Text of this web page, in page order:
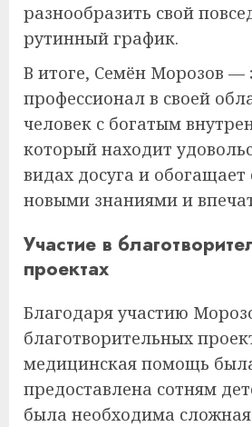
разнообразить свой
рутинный график.
В итоге, Семён Морозов —
профессионал в своей
человек с богатым
который находит
видах досуга и
новыми знаниями и
Участие в
проектах
Благодаря участию
благотворительных
медицинская помощь
предоставлена сотням
была необходима